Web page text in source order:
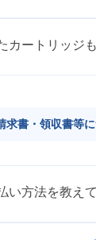
カートリッジ
求書・領収書等
い方法を教え